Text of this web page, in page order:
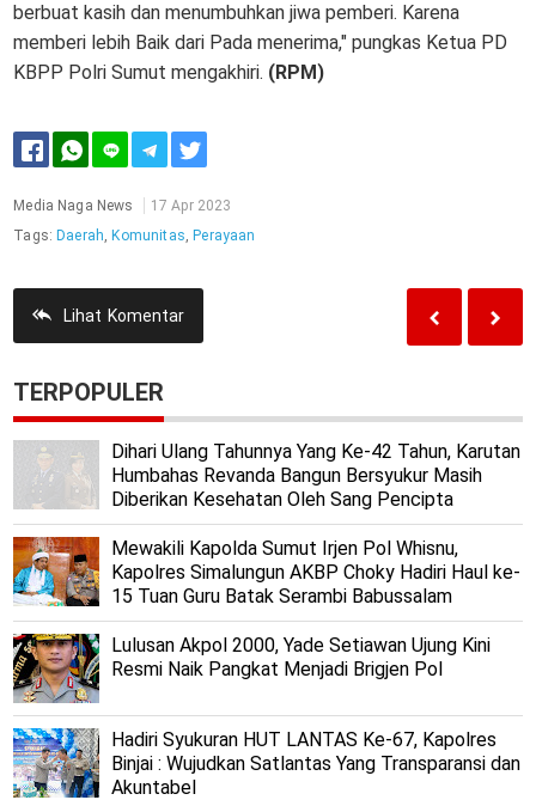
berbuat kasih dan menumbuhkan jiwa pemberi. Karena
memberi lebih Baik dari Pada menerima," pungkas Ketua PD
KBPP Polri Sumut mengakhiri. (RPM)
Media Naga News
17 Apr 2023
Tags: Daerah, Komunitas, Perayaan
Lihat Komentar
TERPOPULER
Dihari Ulang Tahunnya Yang Ke-42 Tahun, Karutan
Humbahas Revanda Bangun Bersyukur Masih
Diberikan Kesehatan Oleh Sang Pencipta
Mewakili Kapolda Sumut Irjen Pol Whisnu,
Kapolres Simalungun AKBP Choky Hadiri Haul ke-
15 Tuan Guru Batak Serambi Babussalam
Lulusan Akpol 2000, Yade Setiawan Ujung Kini
Resmi Naik Pangkat Menjadi Brigjen Pol
Hadiri Syukuran HUT LANTAS Ke-67, Kapolres
Binjai : Wujudkan Satlantas Yang Transparansi dan
Akuntabel